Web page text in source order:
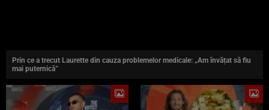
Prin ce a trecut Laurette din cauza problemelor medicale: „Am învățat să fiu
mai puternică”